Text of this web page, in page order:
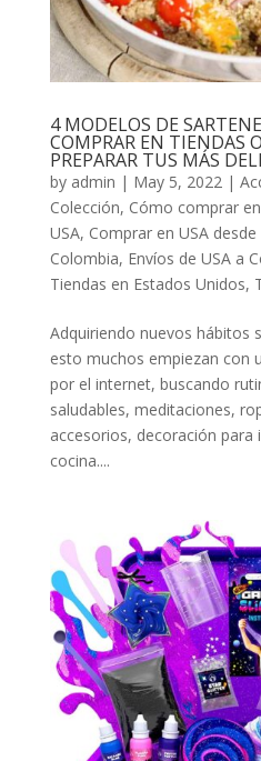
4 MODELOS DE
COMPRAR EN TIENDAS
PREPARAR TUS MÁS
by admin | May 5, 2022|
Colección, Cómo comprar
USA, Comprar en USA
Colombia, Envíos de USA a
Tiendas en Estados Unidos,
Adquiriendo nuevos hábitos
esto muchos empiezan con
por el internet, buscando
saludables, meditaciones,
accesorios, decoración para
cocina....